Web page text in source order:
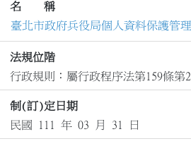
名 稱
臺北市政府兵役局個人資料保護管
法規位階
行政規則：屬行政程序法第159條第
制(訂)定日期
民國 111 年 03 月 31 日